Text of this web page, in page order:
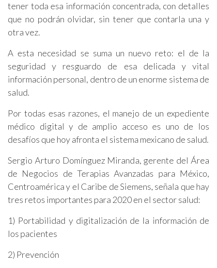
tener toda esa información concentrada, con detalles
que no podrán olvidar, sin tener que contarla una y
otra vez.
A esta necesidad se suma un nuevo reto: el de la
seguridad y resguardo de esa delicada y vital
información personal, dentro de un enorme sistema de
salud.
Por todas esas razones, el manejo de un expediente
médico digital y de amplio acceso es uno de los
desafíos que hoy afronta el sistema mexicano de salud.
Sergio Arturo Domínguez Miranda, gerente del Área
de Negocios de Terapias Avanzadas para México,
Centroamérica y el Caribe de Siemens, señala que hay
tres retos importantes para 2020 en el sector salud:
1) Portabilidad y digitalización de la información de
los pacientes
2) Prevención